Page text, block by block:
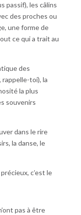
passif), les câlins
des proches ou
une forme de
ce qui a trait au
des
rappelle-toi), la
la plus
souvenirs
dans le rire
la danse, le
c’est le
pas à être